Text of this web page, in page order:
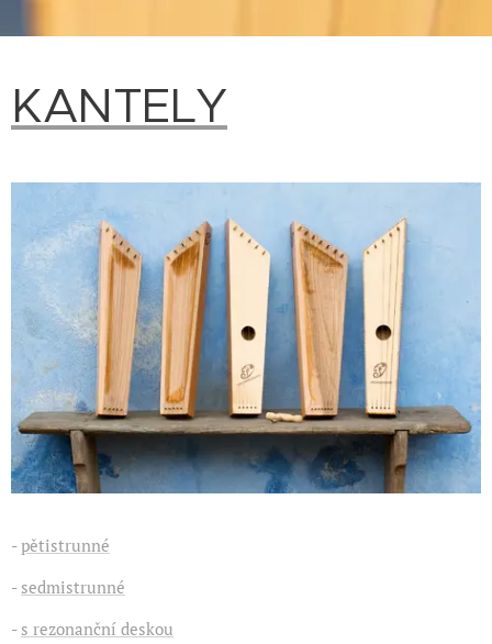
KANTELY
-pětistrunné
- sedmistrunné
- s rezonanční deskou